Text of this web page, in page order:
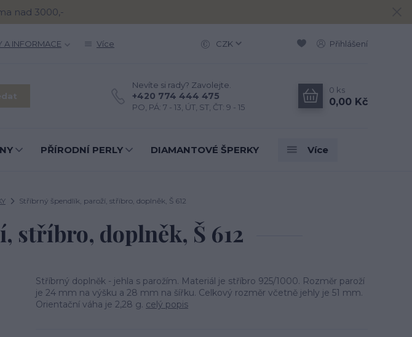
nad 3000,-
A INFORMACE Více CZK Přihlášení
Nevíte si rady? Zavolejte.
+420 774 444 475
PO, PÁ: 7 - 13, ÚT, ST, ČT: 9 - 15
0 ks
0,00 Kč
PŘÍRODNÍ PERLY DIAMANTOVÉ ŠPERKY Více
Stříbrný špendlík, paroží, stříbro, doplněk, Š 612
stříbro, doplněk, Š 612
Stříbrný doplněk - jehla s parožím. Materiál je stříbro 925/1000. Rozměr paroží
je 24 mm na výšku a 28 mm na šířku. Celkový rozměr včetně jehly je 51 mm.
Orientační váha je 2,28 g. celý popis